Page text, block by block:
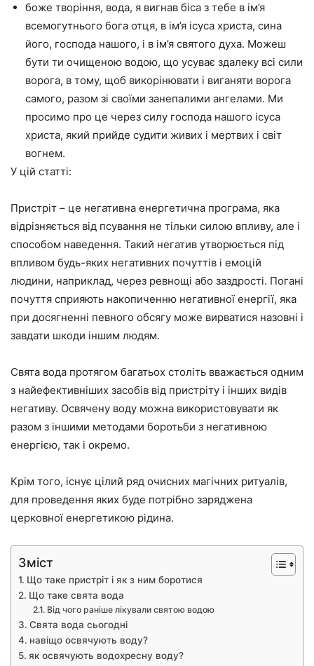
боже творіння, вода, я вигнав біса з тебе в ім’я
всемогутнього бога отця, в ім’я ісуса христа, сина
його, господа нашого, і в ім’я святого духа. Можеш
бути ти очищеною водою, що усуває здалеку всі сили
ворога, в тому, щоб викорінювати і виганяти ворога
самого, разом зі своїми занепалими ангелами. Ми
просимо про це через силу господа нашого ісуса
христа, який прийде судити живих і мертвих і світ
вогнем.
У цій статті:
Пристріт – це негативна енергетична програма, яка
відрізняється від псування не тільки силою впливу, але і
способом наведення. Такий негатив утворюється під
впливом будь-яких негативних почуттів і емоцій
людини, наприклад, через ревнощі або заздрості. Погані
почуття сприяють накопиченню негативної енергії, яка
при досягненні певного обсягу може вирватися назовні і
завдати шкоди іншим людям.
Свята вода протягом багатьох століть вважається одним
з найефективніших засобів від пристріту і інших видів
негативу. Освячену воду можна використовувати як
разом з іншими методами боротьби з негативною
енергією, так і окремо.
Крім того, існує цілий ряд очисних магічних ритуалів,
для проведення яких буде потрібно заряджена
церковної енергетикою рідина.
Зміст
Що таке пристріт і як з ним боротися
Що таке свята вода
Від чого раніше лікували святою водою
Свята вода сьогодні
навіщо освячують воду?
як освячують водохресну воду?